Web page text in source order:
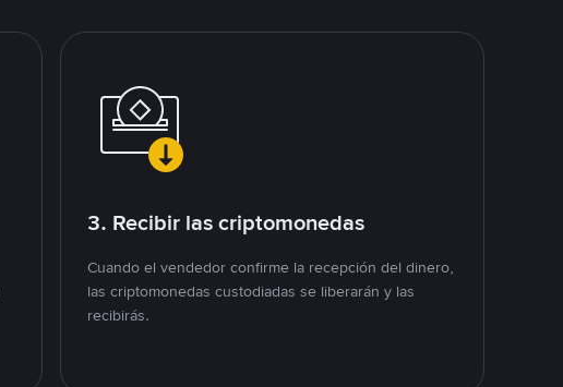
3. Recibir las criptomonedas
Cuando el vendedor confirme la recepción del dinero,
las criptomonedas custodiadas se liberarán y las
recibirás.